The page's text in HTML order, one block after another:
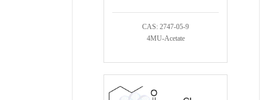
CAS: 2747-05-9
4MU-Acetate